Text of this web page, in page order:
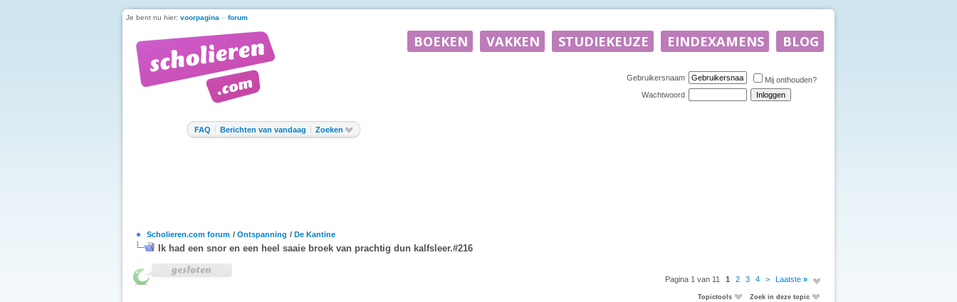
Je bent nu hier: voorpagina » forum
Gebruikersnaam
Mij onthouden?
Wachtwoord
FAQ Berichten van vandaag Zoeken
Scholieren.com forum / Ontspanning / De Kantine
Ik had een snor en een heel saaie broek van prachtig dun kalfsleer.#216
Pagina 1 van 11 1 2 3 4 > Laatste »
Topictools Zoek in deze topic